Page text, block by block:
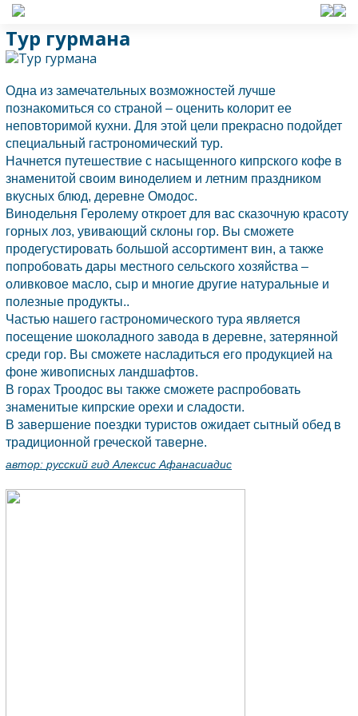
Тур гурмана
Одна из замечательных возможностей лучше
познакомиться со страной – оценить колорит ее
неповторимой кухни. Для этой цели прекрасно подойдет
специальный гастрономический тур.
Начнется путешествие с насыщенного кипрского кофе в
знаменитой своим виноделием и летним праздником
вкусных блюд, деревне Омодос.
Винодельня Геролему откроет для вас сказочную красоту
горных лоз, увивающий склоны гор. Вы сможете
продегустировать большой ассортимент вин, а также
попробовать дары местного сельского хозяйства –
оливковое масло, сыр и многие другие натуральные и
полезные продукты..
Частью нашего гастрономического тура является
посещение шоколадного завода в деревне, затерянной
среди гор. Вы сможете насладиться его продукцией на
фоне живописных ландшафтов.
В горах Троодос вы также сможете распробовать
знаменитые кипрские орехи и сладости.
В завершение поездки туристов ожидает сытный обед в
традиционной греческой таверне.
автор: русский гид Алексис Афанасиадис